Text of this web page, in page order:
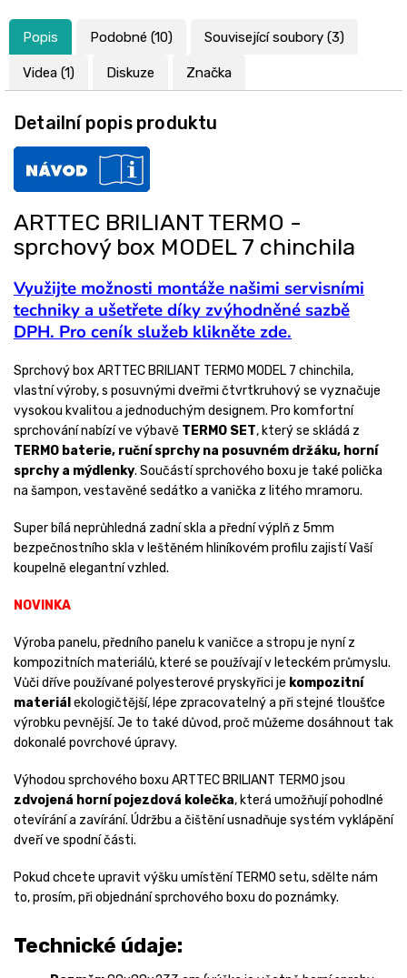
Popis Podobné (10) Související soubory (3)
Videa (1) Diskuze Značka
Detailní popis produktu
ARTTEC BRILIANT TERMO -
sprchový box MODEL 7 chinchila
Využijte možnosti montáže našimi servisními
techniky a ušetřete díky zvýhodněné sazbě
DPH. Pro ceník služeb klikněte zde.
Sprchový box ARTTEC BRILIANT TERMO MODEL 7 chinchila,
vlastní výroby, s posuvnými dveřmi čtvrtkruhový se vyznačuje
vysokou kvalitou a jednoduchým designem. Pro komfortní
sprchování nabízí ve výbavě TERMO SET, který se skládá z
TERMO baterie, ruční sprchy na posuvném držáku, horní
sprchy a mýdlenky. Součástí sprchového boxu je také polička
na šampon, vestavěné sedátko a vanička z litého mramoru.
Super bílá neprůhledná zadní skla a přední výplň z 5mm
bezpečnostního skla v leštěném hliníkovém profilu zajistí Vaší
koupelně elegantní vzhled.
NOVINKA
Výroba panelu, předního panelu k vaničce a stropu je nyní z
kompozitních materiálů, které se používají v leteckém průmyslu.
Vůči dříve používané polyesterové pryskyřici je kompozitní
materiál ekologičtější, lépe zpracovatelný a při stejné tloušťce
výrobku pevnější. Je to také důvod, proč můžeme dosáhnout tak
dokonalé povrchové úpravy.
Výhodou sprchového boxu ARTTEC BRILIANT TERMO jsou
zdvojená horní pojezdová kolečka, která umožňují pohodlné
otevírání a zavírání. Údržbu a čištění usnadňuje systém vyklápění
dveří ve spodní části.
Pokud chcete upravit výšku umístění TERMO setu, sdělte nám
to, prosím, při objednání sprchového boxu do poznámky.
Technické údaje: